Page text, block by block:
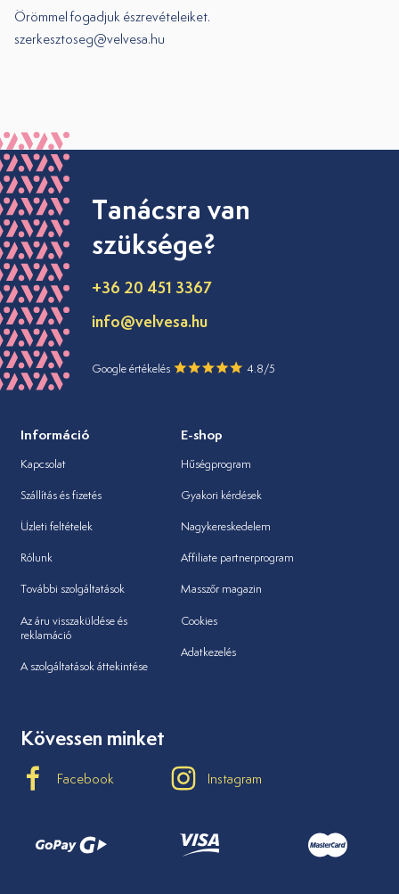
Örömmel fogadjuk észrevételeiket.
szerkesztoseg@velvesa.hu
Tanácsra van
szüksége?
+36 20 451 3367
info@velvesa.hu
Google értékelés 4.8/5
Információ
Kapcsolat
Szállítás és fizetés
Üzleti feltételek
Rólunk
További szolgáltatások
Az áru visszaküldése és
reklamáció
A szolgáltatások áttekintése
E-shop
Hűségprogram
Gyakori kérdések
Nagykereskedelem
Affiliate partnerprogram
Masszőr magazin
Cookies
Adatkezelés
Kövessen minket
Facebook Instagram